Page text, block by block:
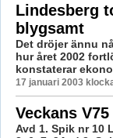
Lindesberg
blygsamt
Det dröjer ännu
hur året 2002
konstaterar
17 januari 2003
Veckans
Avd 1. Spik nr 10